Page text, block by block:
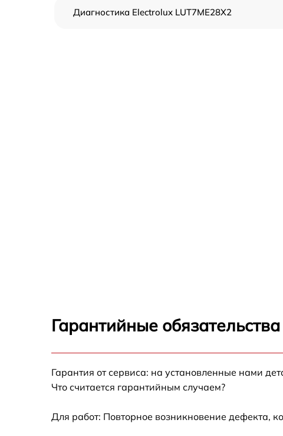
Диагностика Electrolux LUT7ME28X2
Гарантийные
Гарантия от сервиса: на установленные нами
Что считается гарантийным случаем?
Для работ: Повторное возникновение дефекта,